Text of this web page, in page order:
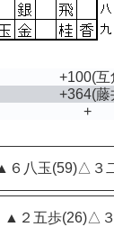
+100(互
+364(藤
+
６八玉(59)△３
▲２五歩(26)△